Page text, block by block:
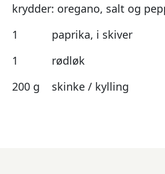
krydder: oregano, salt og
1
paprika, i skiver
1
rødløk
200 g
skinke / kylling